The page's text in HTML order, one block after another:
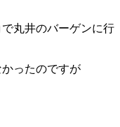
丸井のバーゲンに行
ったのですが